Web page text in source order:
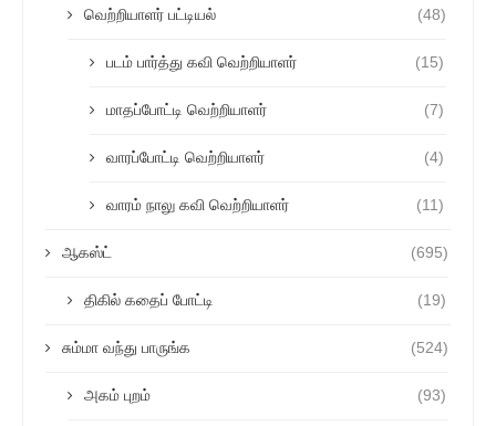
வெற்றியாளர் பட்டியல் (48)
படம் பார்த்து கவி வெற்றியாளர் (15)
மாதப்போட்டி வெற்றியாளர் (7)
வாரப்போட்டி வெற்றியாளர் (4)
வாரம் நாலு கவி வெற்றியாளர் (11)
ஆகஸ்ட் (695)
திகில் கதைப் போட்டி (19)
சும்மா வந்து பாருங்க (524)
அகம் புறம் (93)